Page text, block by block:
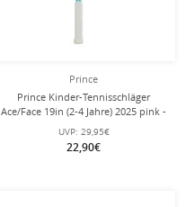
Prince
Prince Kinder-Tennisschläger
Ace/Face 19in (2-4 Jahre) 2025 pink -
besaitet -
UVP: 29,95€
22,90€